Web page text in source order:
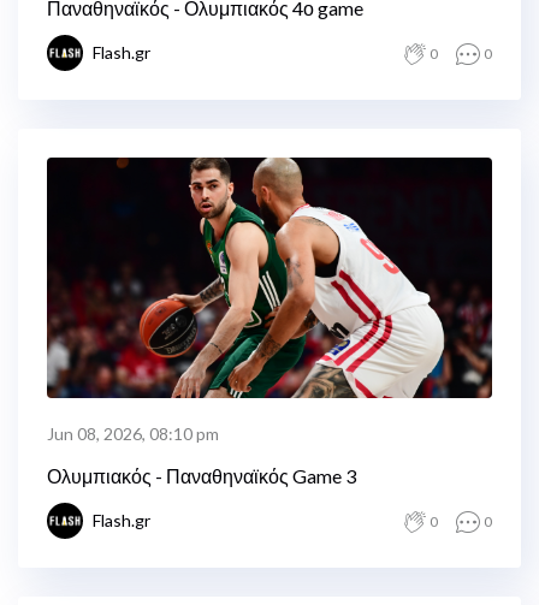
Παναθηναϊκός - Ολυμπιακός 4ο game
Flash.gr 0 0
Jun 08, 2026, 08:10 pm
Ολυμπιακός - Παναθηναϊκός Game 3
Flash.gr 0 0